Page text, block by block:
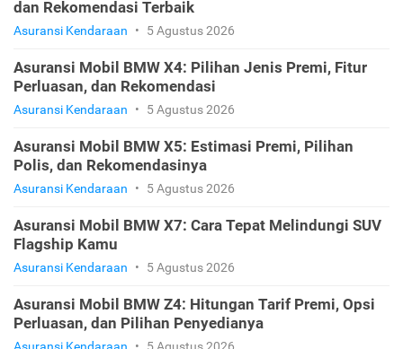
dan Rekomendasi Terbaik
Asuransi Kendaraan • 5 Agustus 2026
Asuransi Mobil BMW X4: Pilihan Jenis Premi, Fitur
Perluasan, dan Rekomendasi
Asuransi Kendaraan • 5 Agustus 2026
Asuransi Mobil BMW X5: Estimasi Premi, Pilihan
Polis, dan Rekomendasinya
Asuransi Kendaraan • 5 Agustus 2026
Asuransi Mobil BMW X7: Cara Tepat Melindungi SUV
Flagship Kamu
Asuransi Kendaraan • 5 Agustus 2026
Asuransi Mobil BMW Z4: Hitungan Tarif Premi, Opsi
Perluasan, dan Pilihan Penyedianya
Asuransi Kendaraan • 5 Agustus 2026